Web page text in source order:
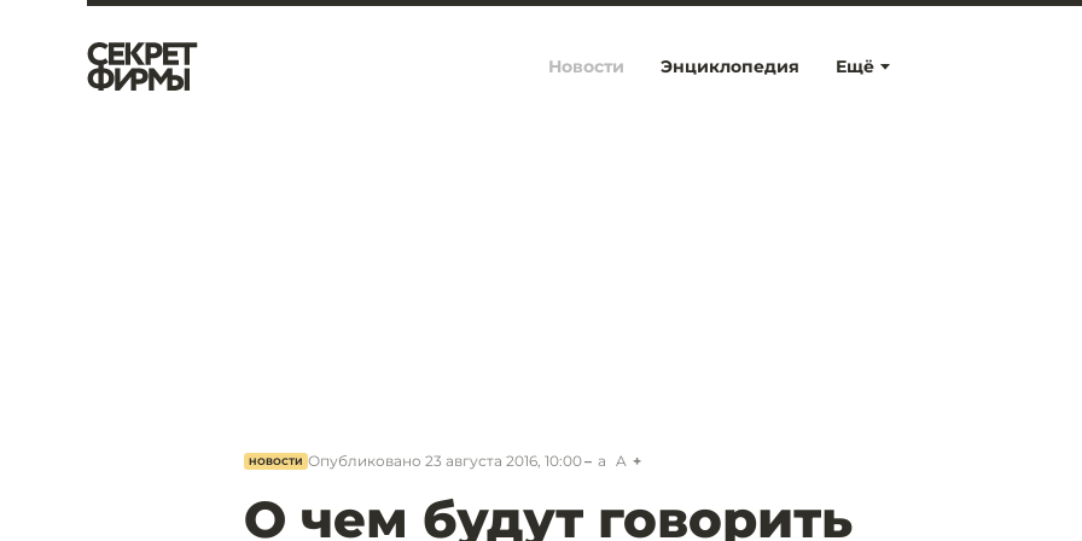
Ещё
Новости Энциклопедия
НОВОСТИ Опубликовано 23 августа 2016, 10:00 a A
О чем будут говорить